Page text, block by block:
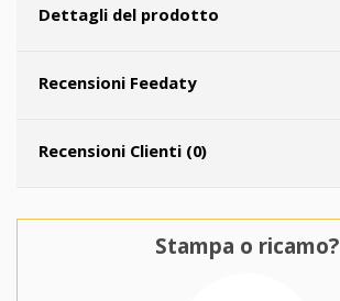
Dettagli del prodotto
Recensioni Feedaty
Recensioni Clienti (0)
Stampa o ricamo?